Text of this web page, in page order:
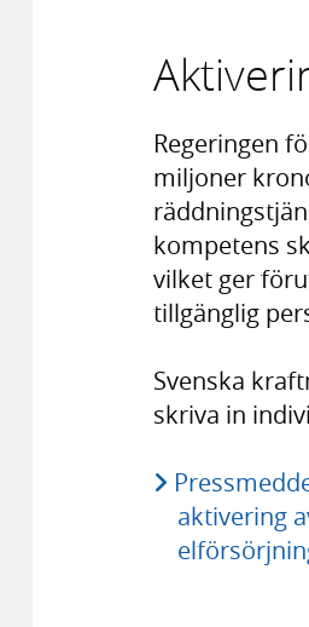
Regeringen
miljoner
kompetens
vilket ger
tillgänglig
Svenska
skriva in
aktivering